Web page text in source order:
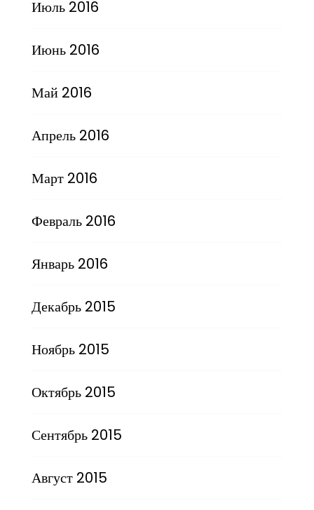
Июль 2016
Июнь 2016
Май 2016
Апрель 2016
Март 2016
Февраль 2016
Январь 2016
Декабрь 2015
Ноябрь 2015
Октябрь 2015
Сентябрь 2015
Август 2015